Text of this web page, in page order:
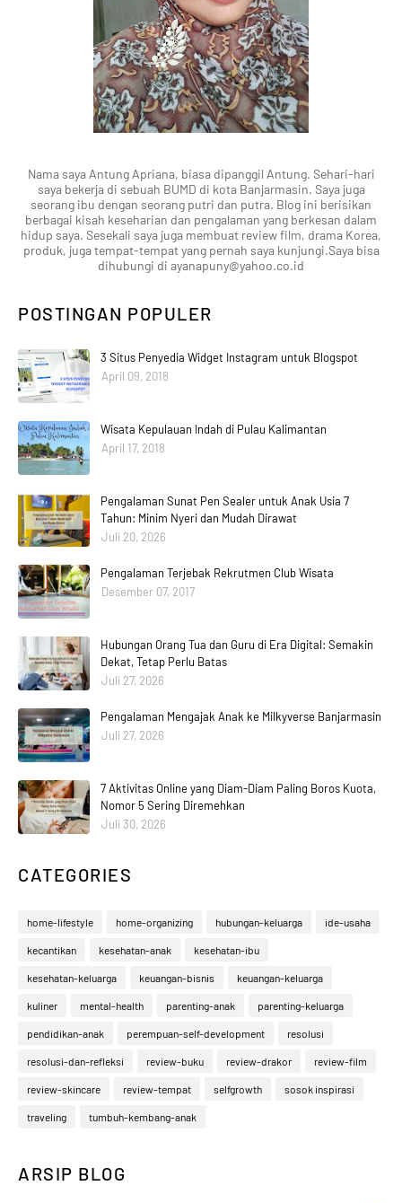
Nama saya Antung Apriana, biasa dipanggil Antung. Sehari-hari
saya bekerja di sebuah BUMD di kota Banjarmasin. Saya juga
seorang ibu dengan seorang putri dan putra. Blog ini berisikan
berbagai kisah keseharian dan pengalaman yang berkesan dalam
hidup saya. Sesekali saya juga membuat review film, drama Korea,
produk, juga tempat-tempat yang pernah saya kunjungi.Saya bisa
dihubungi di ayanapuny@yahoo.co.id
POSTINGAN POPULER
3 Situs Penyedia Widget Instagram untuk Blogspot
April 09, 2018
Wisata Kepulauan Indah di Pulau Kalimantan
April 17, 2018
Pengalaman Sunat Pen Sealer untuk Anak Usia 7
Tahun: Minim Nyeri dan Mudah Dirawat
Juli 20, 2026
Pengalaman Terjebak Rekrutmen Club Wisata
Desember 07, 2017
Hubungan Orang Tua dan Guru di Era Digital: Semakin
Dekat, Tetap Perlu Batas
Juli 27, 2026
Pengalaman Mengajak Anak ke Milkyverse Banjarmasin
Juli 27, 2026
7 Aktivitas Online yang Diam-Diam Paling Boros Kuota,
Nomor 5 Sering Diremehkan
Juli 30, 2026
CATEGORIES
home-lifestyle home-organizing hubungan-keluarga ide-usaha
kecantikan kesehatan-anak kesehatan-ibu
kesehatan-keluarga keuangan-bisnis keuangan-keluarga
kuliner mental-health parenting-anak parenting-keluarga
pendidikan-anak perempuan-self-development resolusi
resolusi-dan-refleksi review-buku review-drakor review-film
review-skincare review-tempat selfgrowth sosok inspirasi
traveling tumbuh-kembang-anak
ARSIP BLOG